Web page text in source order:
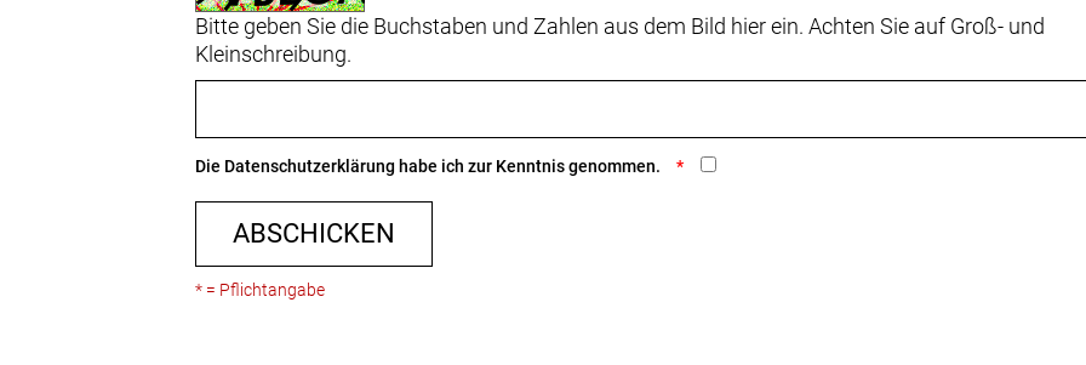
Bitte geben Sie die Buchstaben und Zahlen aus dem Bild hier ein. Achten Sie auf Groß- und
Kleinschreibung.
Die Datenschutzerklärung habe ich zur Kenntnis genommen.
ABSCHICKEN
* = Pflichtangabe